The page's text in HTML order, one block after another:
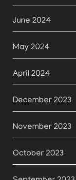
June 2024
May 2024
April 2024
December 2023
November 2023
October 2023